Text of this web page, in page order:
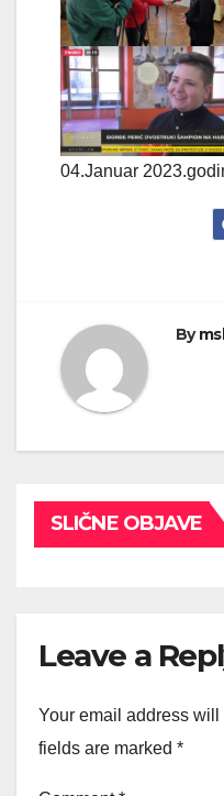
04.Januar
By
SLIČNE OBJAVE
Leave a
Your email address
fields are marked *